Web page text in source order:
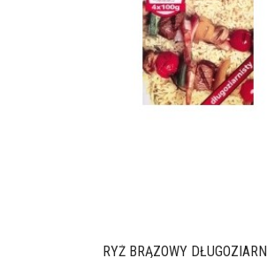
RYŻ BRĄZOWY